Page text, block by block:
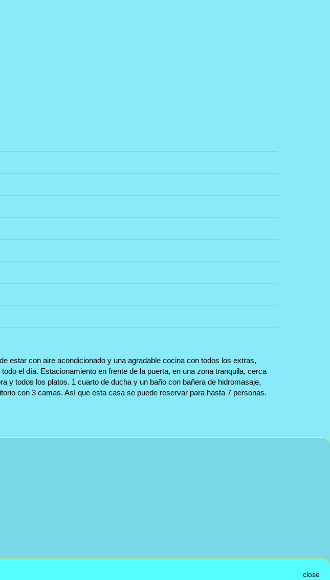
estar con aire acondicionado y una agradable cocina con todos los extras,
el día. Estacionamiento en frente de la puerta, en una zona tranquila, cerca
y todos los platos. 1 cuarto de ducha y un baño con bañera de hidromasaje,
con 3 camas. Así que esta casa se puede reservar para hasta 7 personas.
close